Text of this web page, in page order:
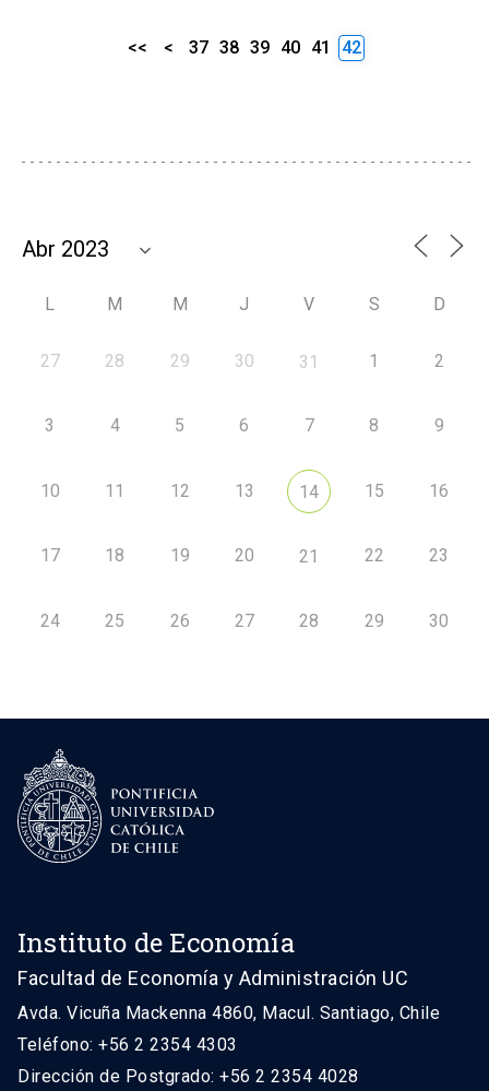
<< < 37 38 39 40 41 42
L M M J V S D
27 28 29 30 31 1 2
3 4 5 6 7 8 9
10 11 12 13 14 15 16
17 18 19 20 21 22 23
24 25 26 27 28 29 30
Instituto de Economía
Facultad de Economía y Administración UC
Avda. Vicuña Mackenna 4860, Macul. Santiago, Chile
Teléfono: +56 2 2354 4303
Dirección de Postgrado: +56 2 2354 4028